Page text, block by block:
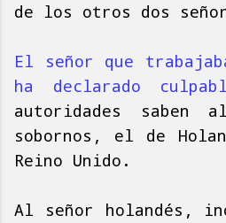
de los otros dos
El señor que
ha declarado
autoridades saben
sobornos, el de
Reino Unido.
Al señor holandés,